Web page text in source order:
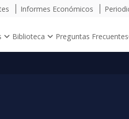
Informes Económicos
Biblioteca Preguntas Frecuentes